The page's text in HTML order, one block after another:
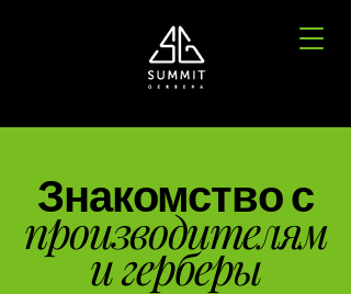
Знакомство с
производителям
и герберы